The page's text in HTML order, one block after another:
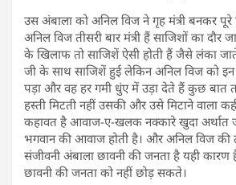
उस अंबाला को अनिल विज ने गृह मंत्री बनकर पूरे
अनिल विज तीसरी बार मंत्री हैं साजिशों का दौर
के खिलाफ तो साजिशें ऐसी होती हैं जैसे लंका
जी के साथ साजिशें हुई लेकिन अनिल विज को इन
पड़ा और वह हर गमी धुंए में उड़ा देते हैं कुछ बात
हस्ती मिटती नहीं उसकी और उसे मिटाने वाला
कहावत है आवाज-ए-खलक नक्कारे खुदा अर्थात
भगवान की आवाज होती है। और अनिल विज
संजीवनी अंबाला छावनी की जनता है यही
छावनी की जनता को नहीं छोड़ सकते।